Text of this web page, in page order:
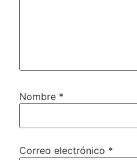
Nombre *
Correo electrónico *